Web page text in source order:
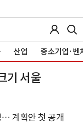
산업 중소기업·벤
기 서울
계획안 첫 공개